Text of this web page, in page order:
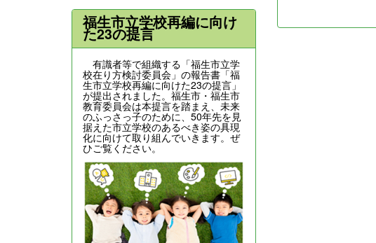
福生市立学校再編に向け
た23の提言
有識者等で組織する「福生市立学
校在り方検討委員会」の報告書「福
生市立学校再編に向けた23の提言」
が提出されました。福生市・福生市
教育委員会は本提言を踏まえ、未来
のふっさっ子のために、50年先を見
据えた市立学校のあるべき姿の具現
化に向けて取り組んでいきます。ぜ
ひご覧ください。